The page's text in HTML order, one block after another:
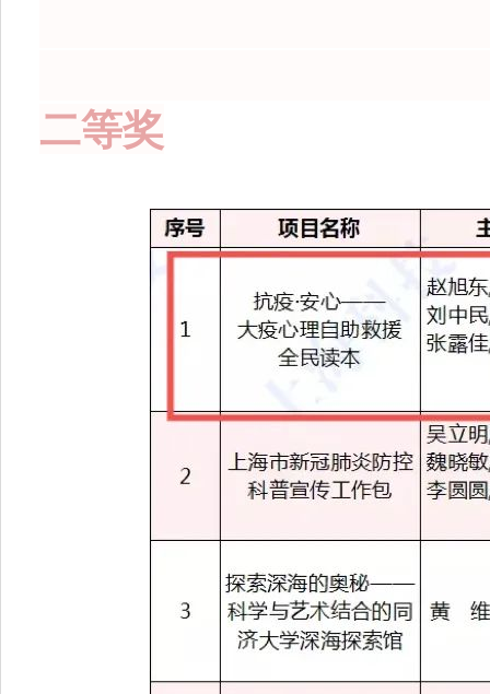
二等奖